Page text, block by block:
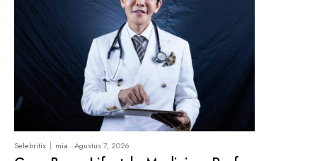
Selebritis mia -Agustus 7, 2026